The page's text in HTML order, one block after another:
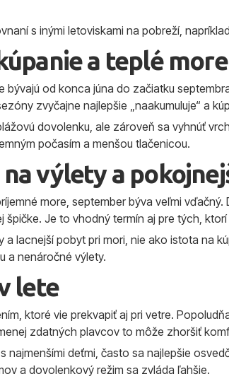
s inými letoviskami na pobreží,
a teplé more
bývajú od konca júna do začiatku
zvyčajne najlepšie „naakumuluje“ a
dovolenku, ale zároveň sa vyhnúť
počasím a menšou tlačenicou.
výlety a
more, september býva veľmi
špičke. Je to vhodný termín aj pre tých,
a lacnejší pobyt pri mori, nie ako istota na
a nenáročné výlety.
lete
ktoré vie prekvapiť aj pri vetre.
zdatných plavcov to môže zhoršiť
najmenšími deťmi, často sa najlepšie
a dovolenkový režim sa zvláda ľahšie.